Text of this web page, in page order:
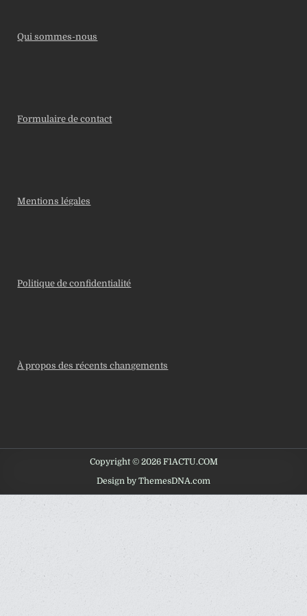
Qui sommes-nous
Formulaire de contact
Mentions légales
Politique de confidentialité
À propos des récents changements
Copyright © 2026 F1ACTU.COM
Design by ThemesDNA.com